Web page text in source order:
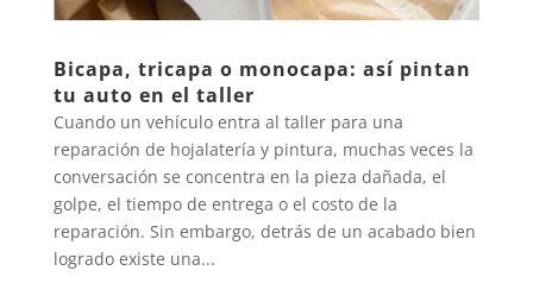
Bicapa, tricapa o monocapa: así pintan
tu auto en el taller
Cuando un vehículo entra al taller para una
reparación de hojalatería y pintura, muchas veces la
conversación se concentra en la pieza dañada, el
golpe, el tiempo de entrega o el costo de la
reparación. Sin embargo, detrás de un acabado bien
logrado existe una...